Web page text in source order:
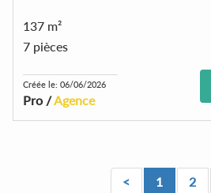
137 m²
7 pièces
Créée le: 06/06/2026
Pro /Agence
< 1 2